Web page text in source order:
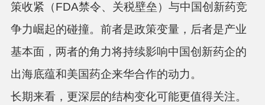
策收紧（FDA禁令、关税壁垒）与中国创新药竞
争力崛起的碰撞。前者是政策变量，后者是产业
基本面，两者的角力将持续影响中国创新药企的
出海底蕴和美国药企来华合作的动力。
长期来看，更深层的结构变化可能更值得关注。